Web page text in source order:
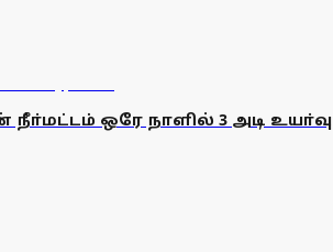
நீா்மட்டம் ஒரே நாளில் 3 அடி உயா்வு